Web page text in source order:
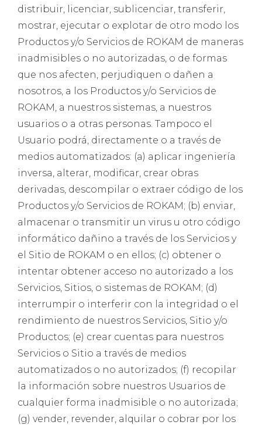
distribuir, licenciar, sublicenciar, transferir,
mostrar, ejecutar o explotar de otro modo los
Productos y/o Servicios de ROKAM de maneras
inadmisibles o no autorizadas, o de formas
que nos afecten, perjudiquen o dañen a
nosotros, a los Productos y/o Servicios de
ROKAM, a nuestros sistemas, a nuestros
usuarios o a otras personas. Tampoco el
Usuario podrá, directamente o a través de
medios automatizados: (a) aplicar ingeniería
inversa, alterar, modificar, crear obras
derivadas, descompilar o extraer código de los
Productos y/o Servicios de ROKAM; (b) enviar,
almacenar o transmitir un virus u otro código
informático dañino a través de los Servicios y
el Sitio de ROKAM o en ellos; (c) obtener o
intentar obtener acceso no autorizado a los
Servicios, Sitios, o sistemas de ROKAM; (d)
interrumpir o interferir con la integridad o el
rendimiento de nuestros Servicios, Sitio y/o
Productos; (e) crear cuentas para nuestros
Servicios o Sitio a través de medios
automatizados o no autorizados; (f) recopilar
la información sobre nuestros Usuarios de
cualquier forma inadmisible o no autorizada;
(g) vender, revender, alquilar o cobrar por los